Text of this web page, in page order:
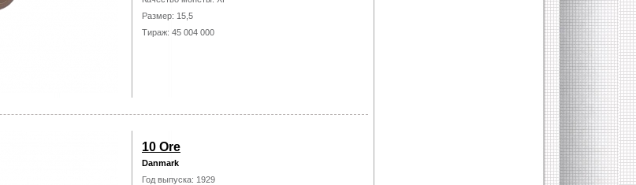
Размер: 15,5
Тираж: 45 004 000
10 Ore
Danmark
Год выпуска: 1929